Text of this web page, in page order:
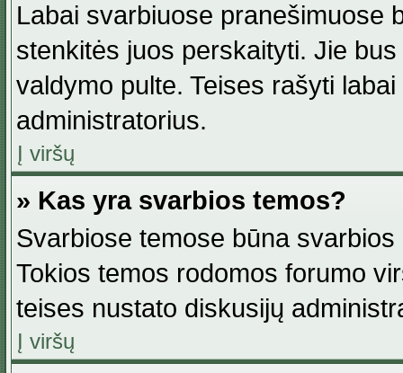
Labai svarbiuose pranešimuose
stenkitės juos perskaityti. Jie
valdymo pulte. Teises rašyti
administratorius.
Į viršų
» Kas yra svarbios temos?
Svarbiose temose būna
Tokios temos rodomos forumo
teises nustato diskusijų
Į viršų